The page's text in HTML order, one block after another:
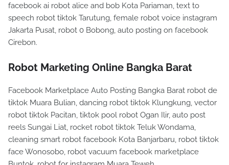
facebook ai robot alice and bob Kota Pariaman, text to
speech robot tiktok Tarutung, female robot voice instagram
Jakarta Pusat, robot 0 Bobong, auto posting on facebook
Cirebon.
Robot Marketing Online Bangka Barat
Facebook Marketplace Auto Posting Bangka Barat robot de
tiktok Muara Bulian, dancing robot tiktok Klungkung, vector
robot tiktok Pacitan, tiktok pool robot Ogan Ilir, auto post
reels Sungai Liat, rocket robot tiktok Teluk Wondama,
cleaning smart robot facebook Kota Banjarbaru, robot tiktok
face Wonosobo, robot vacuum facebook marketplace